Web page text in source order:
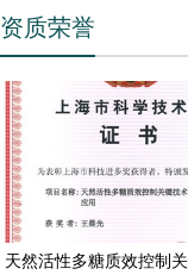
资质荣誉
天然活性多糖质效控制